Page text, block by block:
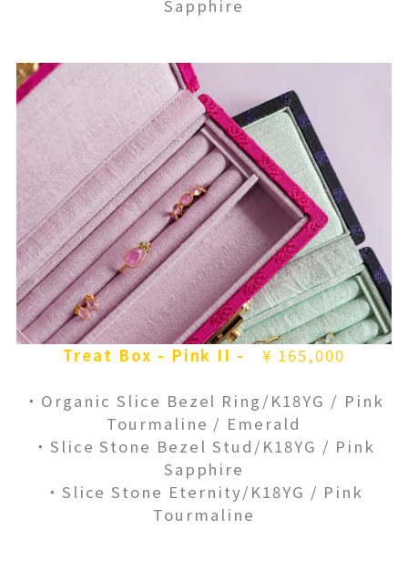
Sapphire
Treat Box - Pink II - ¥ 165,000
・Organic Slice Bezel Ring/K18YG / Pink
Tourmaline / Emerald
・Slice Stone Bezel Stud/K18YG / Pink
Sapphire
・Slice Stone Eternity/K18YG / Pink
Tourmaline